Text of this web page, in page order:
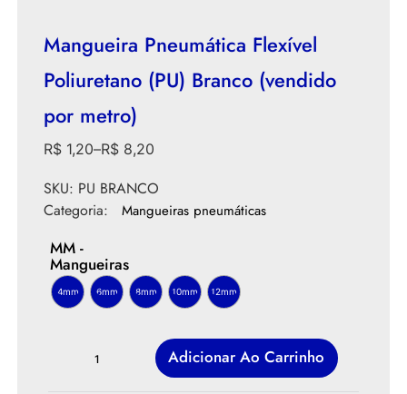
Mangueira Pneumática Flexível
Poliuretano (PU) Branco (vendido
por metro)
R$ 1,20–R$ 8,20
SKU: PU BRANCO
Categoria:
Mangueiras pneumáticas
MM -
Mangueiras
4mm 6mm 8mm 10mm 12mm
Adicionar Ao Carrinho